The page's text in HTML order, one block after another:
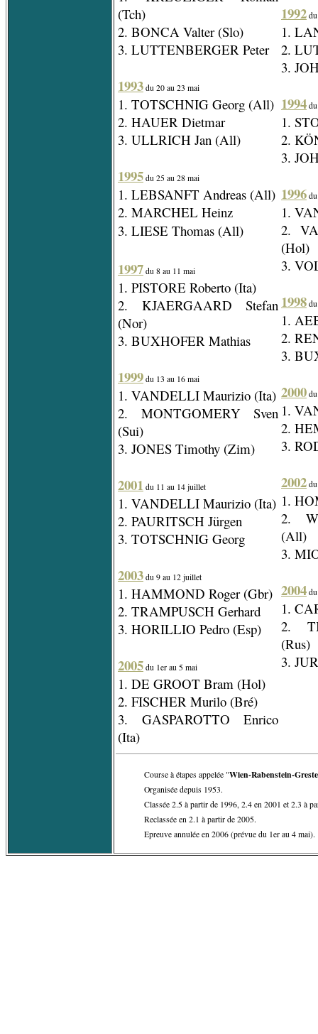
(Tch)
2. BONCA Valter (Slo)
3. LUTTENBERGER Peter
1993 du 20 au 23 mai
1. TOTSCHNIG Georg (All)
2. HAUER Dietmar
3. ULLRICH Jan (All)
1995 du 25 au 28 mai
1. LEBSANFT Andreas (All)
2. MARCHEL Heinz
3. LIESE Thomas (All)
1997 du 8 au 11 mai
1. PISTORE Roberto (Ita)
2. KJAERGAARD Stefan
(Nor)
3. BUXHOFER Mathias
1999 du 13 au 16 mai
1. VANDELLI Maurizio (Ita)
2. MONTGOMERY Sven
(Sui)
3. JONES Timothy (Zim)
2001 du 11 au 14 juillet
1. VANDELLI Maurizio (Ita)
2. PAURITSCH Jürgen
3. TOTSCHNIG Georg
2003 du 9 au 12 juillet
1. HAMMOND Roger (Gbr)
2. TRAMPUSCH Gerhard
3. HORILLIO Pedro (Esp)
2005 du 1er au 5 mai
1. DE GROOT Bram (Hol)
2. FISCHER Murilo (Bré)
3. GASPAROTTO Enrico
(Ita)
1992
1.
2.
3.
1994
1.
2.
3.
1996
1.
2.
(Hol)
3.
1998
1.
2.
3.
2000
1.
2.
3.
2002
1.
2.
(All)
3.
2004
1.
2.
(Rus)
3.
Course à étapes appelée "Wien-Rabenstein-
Organisée depuis 1953.
Classée 2.5 à partir de 1996, 2.4 en 2001 et 2.3 à
Reclassée en 2.1 à partir de 2005.
Epreuve annulée en 2006 (prévue du 1er au 4 mai).